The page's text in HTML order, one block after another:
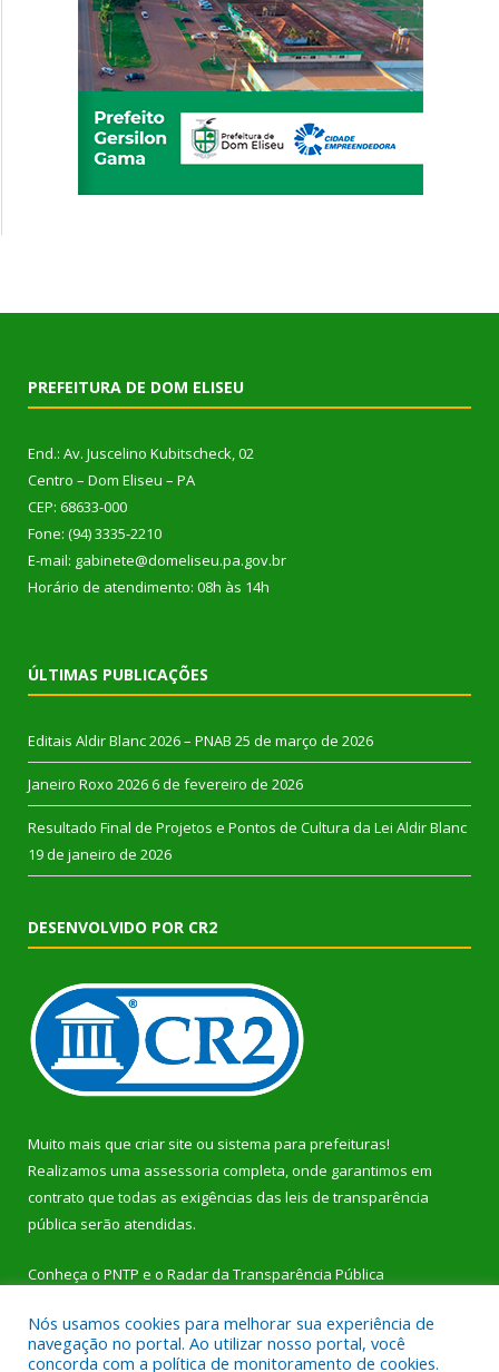
PREFEITURA DE DOM ELISEU
End.: Av. Juscelino Kubitscheck, 02
Centro – Dom Eliseu – PA
CEP: 68633-000
Fone: (94) 3335-2210
E-mail: gabinete@domeliseu.pa.gov.br
Horário de atendimento: 08h às 14h
ÚLTIMAS PUBLICAÇÕES
Editais Aldir Blanc 2026 – PNAB 25 de março de 2026
Janeiro Roxo 2026 6 de fevereiro de 2026
Resultado Final de Projetos e Pontos de Cultura da Lei Aldir Blanc
19 de janeiro de 2026
DESENVOLVIDO POR CR2
Muito mais que criar site ou sistema para prefeituras!
Realizamos uma assessoria completa, onde garantimos em
contrato que todas as exigências das leis de transparência
pública serão atendidas.
Conheça o PNTP e o Radar da Transparência Pública
Nós usamos cookies para melhorar sua experiência de
navegação no portal. Ao utilizar nosso portal, você
concorda com a política de monitoramento de cookies.